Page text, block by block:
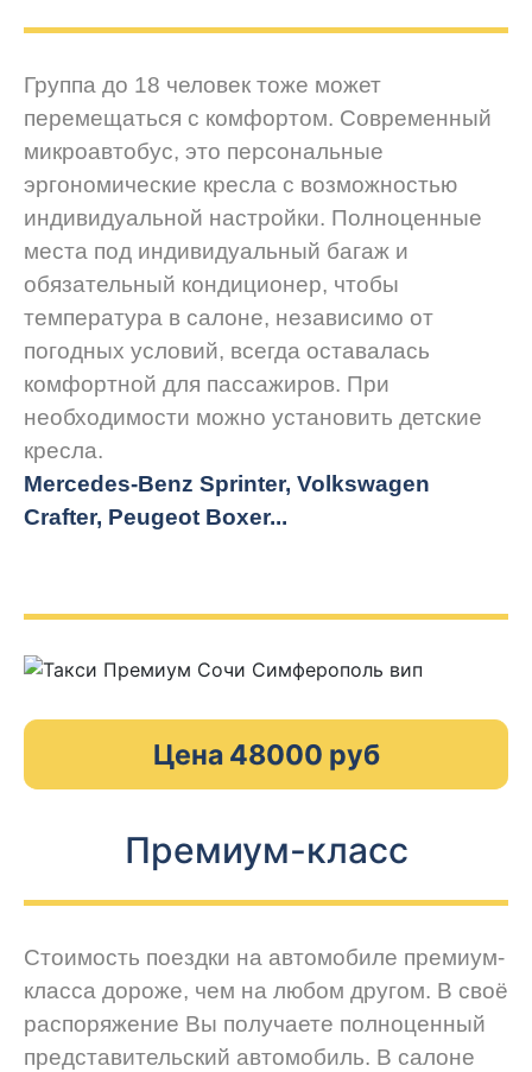
Группа до 18 человек тоже может
перемещаться с комфортом. Современный
микроавтобус, это персональные
эргономические кресла с возможностью
индивидуальной настройки. Полноценные
места под индивидуальный багаж и
обязательный кондиционер, чтобы
температура в салоне, независимо от
погодных условий, всегда оставалась
комфортной для пассажиров. При
необходимости можно установить детские
кресла.
Mercedes-Benz Sprinter, Volkswagen
Crafter, Peugeot Boxer...
Цена 48000 руб
Премиум-класс
Стоимость поездки на автомобиле премиум-
класса дороже, чем на любом другом. В своё
распоряжение Вы получаете полноценный
представительский автомобиль. В салоне